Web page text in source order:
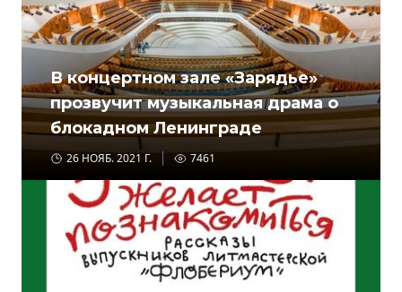
В концертном зале «Зарядье»
прозвучит музыкальная драма о
блокадном Ленинграде
26 НОЯБ. 2021 Г. 7461